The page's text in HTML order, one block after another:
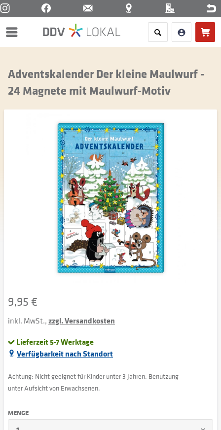
Menü
Adventskalender Der kleine Maulwurf -
24 Magnete mit Maulwurf-Motiv
9,95 €
inkl. MwSt.,zzgl. Versandkosten
Lieferzeit 5-7 Werktage
Verfügbarkeit nach Standort
Achtung: Nicht geeignet für Kinder unter 3 Jahren. Benutzung
unter Aufsicht von Erwachsenen.
MENGE